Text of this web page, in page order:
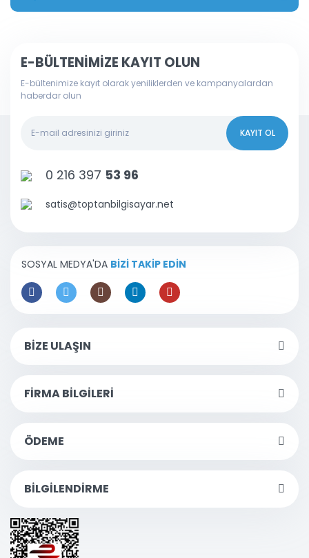
E-BÜLTENİMİZE KAYIT OLUN
E-bültenimize kayıt olarak yeniliklerden ve kampanyalardan
haberdar olun
KAYIT OL
0 216 397 53 96
satis@toptanbilgisayar.net
SOSYAL MEDYA'DA BİZİ TAKİP EDİN
BİZE ULAŞIN
FİRMA BİLGİLERİ
ÖDEME
BİLGİLENDİRME